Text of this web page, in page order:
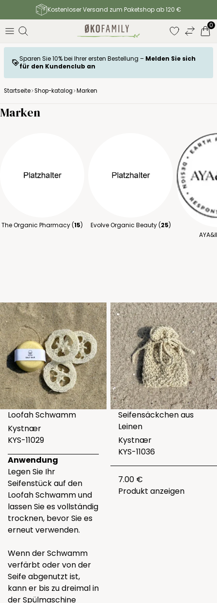
Kostenloser Versand zum Paketshop ab 120 €
0
Sparen Sie 10% bei Ihrer ersten Bestellung – Melden Sie sich
für den Kundenclub an
Startseite Shop-katalog Marken
Marken
The Organic Pharmacy (15) Evolve Organic Beauty (25)
Loofah Schwamm
Kystnær
KYS-11029
Anwendung
Legen Sie Ihr
Seifenstück auf den
Loofah Schwamm und
lassen Sie es vollständig
trocknen, bevor Sie es
erneut verwenden.
Wenn der Schwamm
verfärbt oder von der
Seife abgenutzt ist,
kann er bis zu dreimal in
der Spülmaschine
Seifensäckchen aus
Leinen
Kystnær
KYS-11036
7.00 €
Produkt anzeigen